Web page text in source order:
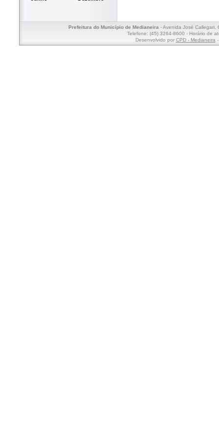
Prefeitura do Município de Medianeira- Avenida José Callegari,
Telefone: (45) 3264-8600 - Horário de
Desenvolvido por CPD - Medianeira-